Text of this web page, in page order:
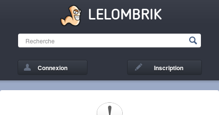
LELOMBRIK
Connexion Inscription